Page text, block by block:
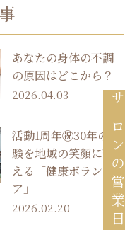
サロンの営業日
あなたの身体の不調
の原因はどこから？
2026.04.03
活動1周年㊗30年の経
験を地域の笑顔に変
える「健康ボランティ
ア」
2026.02.20